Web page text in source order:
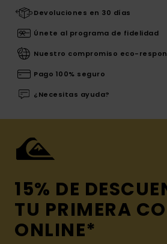
Devoluciones en 30 días
Únete al programa de fidelidad
Nuestro compromiso eco-
Pago 100% seguro
¿Necesitas ayuda?
15% DE
TU PRIMERA
ONLINE*